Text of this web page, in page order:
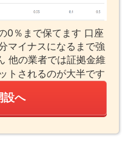
0％まで保てます 口座
マイナスになるまで強
他の業者では証拠金維
トされるのが大半です
設へ